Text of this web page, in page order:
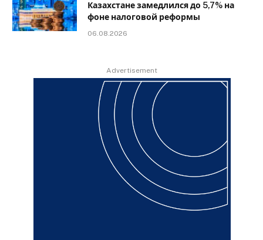
Казахстане замедлился до 5,7% на
фоне налоговой реформы
06.08.2026
Advertisement